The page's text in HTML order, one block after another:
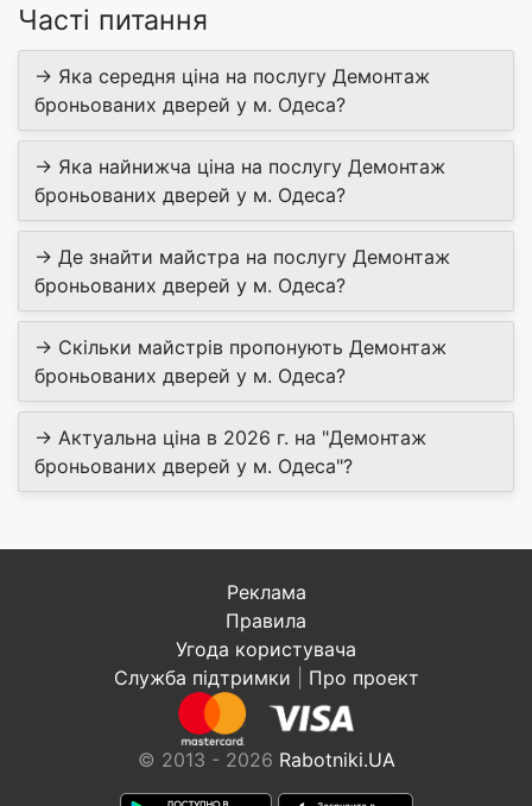
Часті питання
→ Яка середня ціна на послугу Демонтаж
броньованих дверей у м. Одеса?
→ Яка найнижча ціна на послугу Демонтаж
броньованих дверей у м. Одеса?
→ Де знайти майстра на послугу Демонтаж
броньованих дверей у м. Одеса?
→ Скільки майстрів пропонують Демонтаж
броньованих дверей у м. Одеса?
→ Актуальна ціна в 2026 г. на "Демонтаж
броньованих дверей у м. Одеса"?
Реклама
Правила
Угода користувача
Служба підтримки
Про проект
© 2013 - 2026 Rabotniki.UA